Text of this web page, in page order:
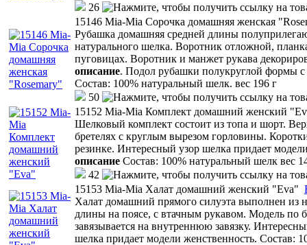
26
15146 Mia-Mia Сорочка домашняя женская
Рубашка домашняя средней длины
натурального шелка. Воротник отложной,
пуговицах. Воротник и манжет рукава
описание. Подол рубашки полукруглой формы с
Состав: 100% натуральный шелк. вес 196 г
50
15152 Mia-Mia Комплект домашний женский
Шелковый комплект состоит из топа и шорт.
бретелях с круглым вырезом горловины.
резинке. Интересный узор шелка придает
описание Состав: 100% натуральный шелк вес
42
15153 Mia-Mia Халат домашний женский "Eva"
Халат домашний прямого силуэта выполнен из
длины на поясе, с втачным рукавом. Модель по
завязывается на внутреннюю завязку.
шелка придает модели женственность. Состав: